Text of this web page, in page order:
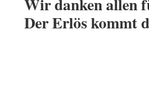
Der Erlös kommt